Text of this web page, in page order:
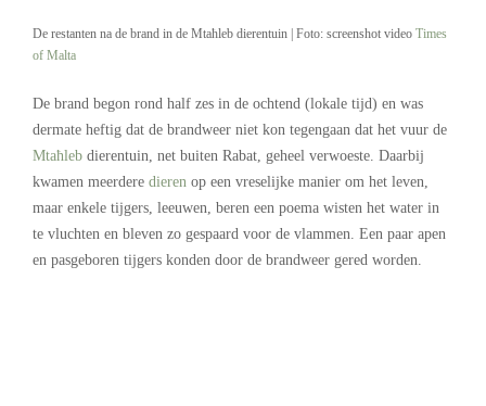
De restanten na de brand in de Mtaħleb dierentuin | Foto: screenshot video Times
of Malta
De brand begon rond half zes in de ochtend (lokale tijd) en was
dermate heftig dat de brandweer niet kon tegengaan dat het vuur de
Mtaħleb dierentuin, net buiten Rabat, geheel verwoeste. Daarbij
kwamen meerdere dieren op een vreselijke manier om het leven,
maar enkele tijgers, leeuwen, beren een poema wisten het water in
te vluchten en bleven zo gespaard voor de vlammen. Een paar apen
en pasgeboren tijgers konden door de brandweer gered worden.